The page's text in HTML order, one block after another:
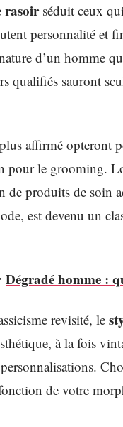
rasoirséduit ceux
personnalité et
d’un homme
qualifiés sauront
affirmé opteront
pour le grooming.
produits de soin
est devenu un
Dégradé homme :
revisité, le
à la fois
de votre